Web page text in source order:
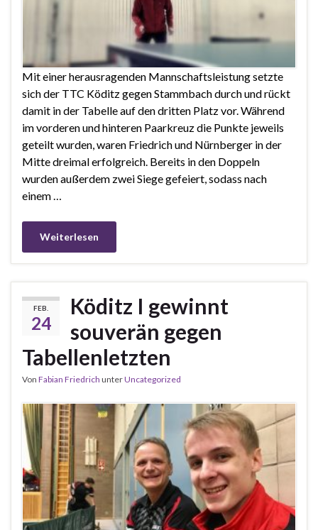
Mit einer herausragenden Mannschaftsleistung setzte
sich der TTC Köditz gegen Stammbach durch und rückt
damit in der Tabelle auf den dritten Platz vor. Während
im vorderen und hinteren Paarkreuz die Punkte jeweils
geteilt wurden, waren Friedrich und Nürnberger in der
Mitte dreimal erfolgreich. Bereits in den Doppeln
wurden außerdem zwei Siege gefeiert, sodass nach
einem …
Weiterlesen
FEB.
24
Köditz I gewinnt
souverän gegen
Tabellenletzten
Von Fabian Friedrich unterUncategorized